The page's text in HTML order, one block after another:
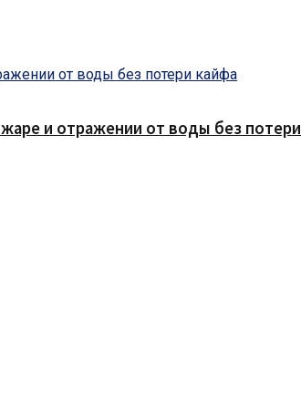
жаре и отражении от воды без потери